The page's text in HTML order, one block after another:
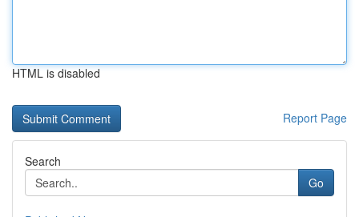
HTML is disabled
Report Page
Search
Go